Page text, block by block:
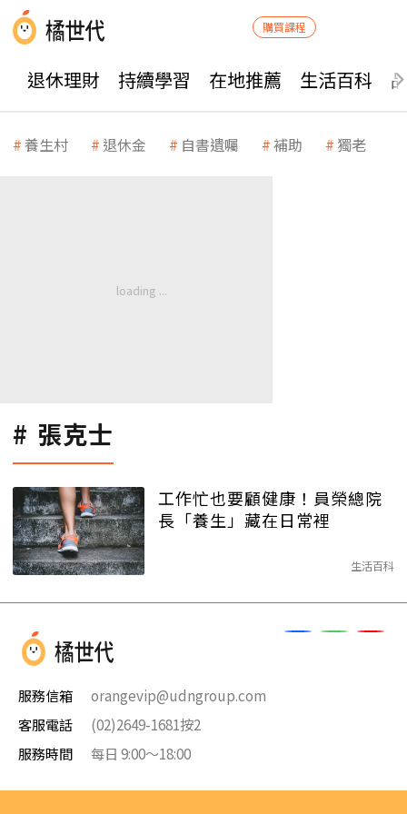
購買課程
退休理財 持續學習 在地推薦 生活百科
養生村 退休金 自書遺囑 補助 獨老
張克士
工作忙也要顧健康！員榮總院
長「養生」藏在日常裡
生活百科
服務信箱
orangevip@udngroup.com
客服電話
(02)2649-1681按2
服務時間
每日 9:00～18:00